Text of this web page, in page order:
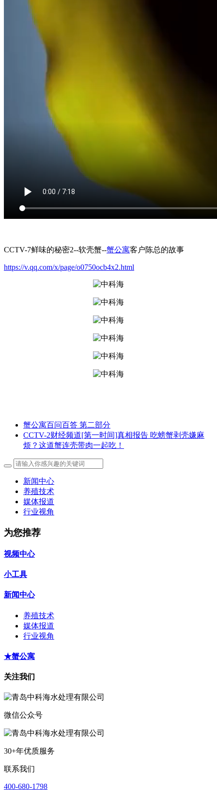
CCTV-7鲜味的秘密2--软壳蟹--蟹公寓客户陈总的故事
https://v.qq.com/x/page/o0750ocb4x2.html
蟹公寓百问百答 第二部分
CCTV-2财经频道[第一时间]真相报告 吃螃蟹剥壳嫌麻
烦？这道蟹连壳带肉一起吃！
新闻中心
养殖技术
媒体报道
行业视角
为您推荐
视频中心
小工具
新闻中心
养殖技术
媒体报道
行业视角
★蟹公寓
关注我们
微信公众号
30+年优质服务
联系我们
400-680-1798